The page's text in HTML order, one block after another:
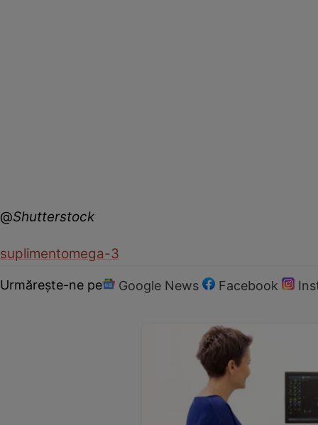
@Shutterstock
suplimentomega-3
Urmărește-ne pe Google News Facebook